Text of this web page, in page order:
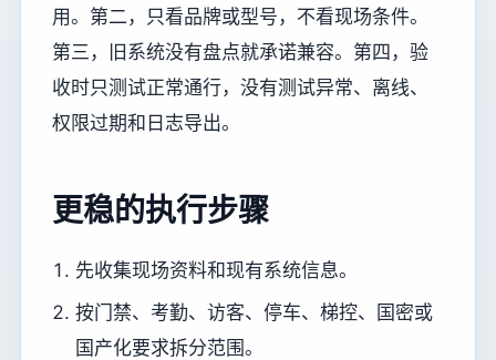
用。第二，只看品牌或型号，不看现场条件。
第三，旧系统没有盘点就承诺兼容。第四，验
收时只测试正常通行，没有测试异常、离线、
权限过期和日志导出。
更稳的执行步骤
先收集现场资料和现有系统信息。
按门禁、考勤、访客、停车、梯控、国密或
国产化要求拆分范围。